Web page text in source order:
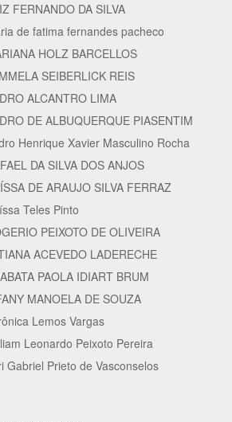
FERNANDO DA SILVA
de fatima fernandes pacheco
HOLZ BARCELLOS
SEIBERLICK REIS
ALCANTRO LIMA
DE ALBUQUERQUE PIASENTIM
Henrique Xavier Masculino Rocha
DA SILVA DOS ANJOS
DE ARAUJO SILVA FERRAZ
Teles Pinto
PEIXOTO DE OLIVEIRA
ACEVEDO LADERECHE
PAOLA IDIART BRUM
MANOELA DE SOUZA
Lemos Vargas
Leonardo Peixoto Pereira
Gabriel Prieto de Vasconselos